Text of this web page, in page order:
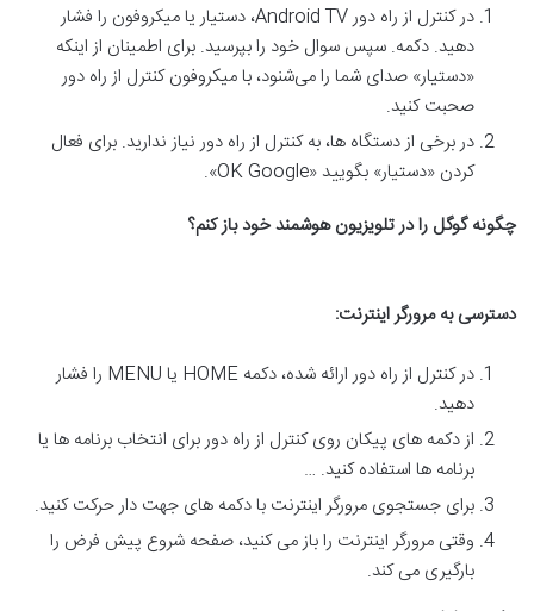
در کنترل از راه دور Android TV، دستیار یا میکروفون را فشار
دهید. دکمه. سپس سوال خود را بپرسید. برای اطمینان از اینکه
«دستیار» صدای شما را می‌شنود، با میکروفون کنترل از راه دور
صحبت کنید.
در برخی از دستگاه ها، به کنترل از راه دور نیاز ندارید. برای فعال
کردن «دستیار» بگویید «OK Google».
چگونه گوگل را در تلویزیون هوشمند خود باز کنم؟
دسترسی به مرورگر اینترنت:
در کنترل از راه دور ارائه شده، دکمه HOME یا MENU را فشار
دهید.
از دکمه های پیکان روی کنترل از راه دور برای انتخاب برنامه ها یا
برنامه ها استفاده کنید. …
برای جستجوی مرورگر اینترنت با دکمه های جهت دار حرکت کنید.
وقتی مرورگر اینترنت را باز می کنید، صفحه شروع پیش فرض را
بارگیری می کند.